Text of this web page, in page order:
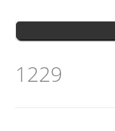
1229